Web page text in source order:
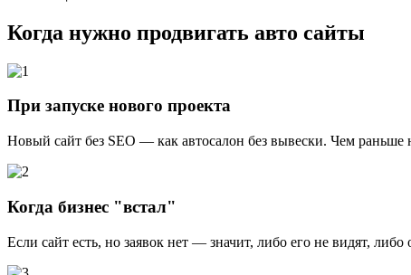
Когда нужно продвигать авто сайты
При запуске нового проекта
Новый сайт без SEO — как автосалон без вывески. Чем раньше
Когда бизнес "встал"
Если сайт есть, но заявок нет — значит, либо его не видят,